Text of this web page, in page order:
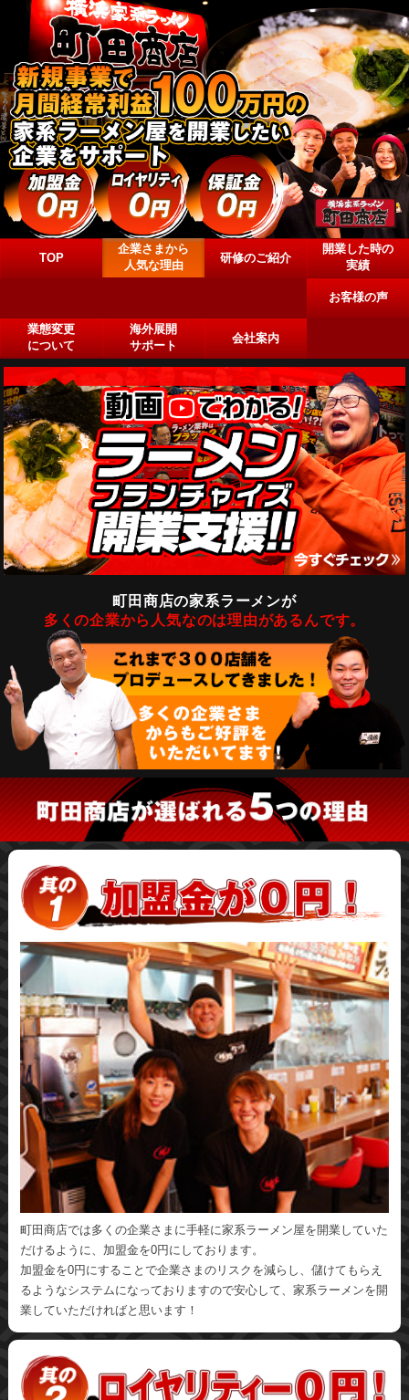
TOP
企業さまから
人気な理由
研修のご紹介
開業した時の
実績
お客様の声
業態変更
について
海外展開
サポート
会社案内
町田商店の家系ラーメンが
多くの企業から人気なのは理由があるんです。
町田商店では多くの企業さまに手軽に家系ラーメン屋を開業していた
だけるように、加盟金を0円にしております。
加盟金を0円にすることで企業さまのリスクを減らし、儲けてもらえ
るようなシステムになっておりますので安心して、家系ラーメンを開
業していただければと思います！